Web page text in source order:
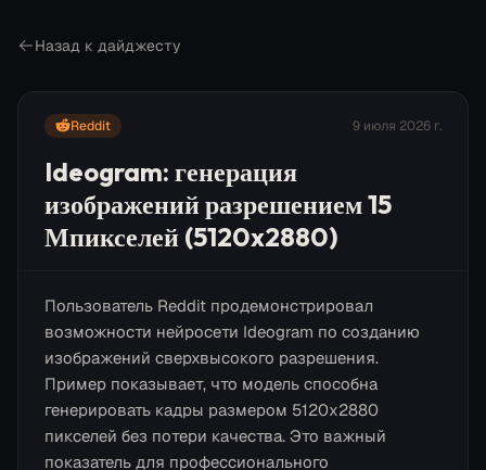
Назад к дайджесту
Reddit 9 июля 2026 г.
Ideogram: генерация
изображений разрешением 15
Мпикселей (5120x2880)
Пользователь Reddit продемонстрировал
возможности нейросети Ideogram по созданию
изображений сверхвысокого разрешения.
Пример показывает, что модель способна
генерировать кадры размером 5120x2880
пикселей без потери качества. Это важный
показатель для профессионального